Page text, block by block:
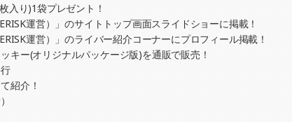
ルカード制作・PRイベント）
ステッカー制作・PRイベント）
入り)1袋プレゼント！
運営）」のサイトトップ画面スライドショーに掲載！
運営）」のライバー紹介コーナーにプロフィール掲載！
キー(オリジナルパッケージ版)を通販で販売！
紹介！